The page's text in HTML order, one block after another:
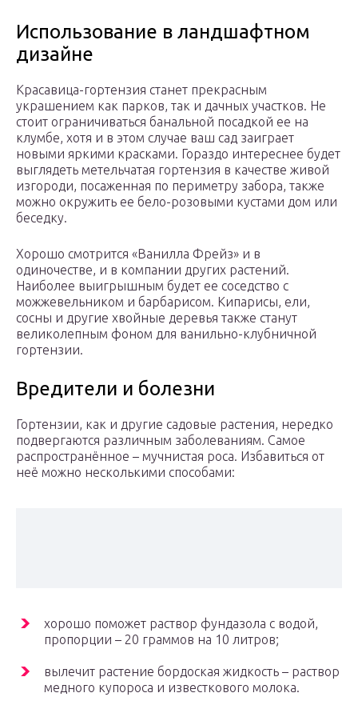
Использование в ландшафтном
дизайне
Красавица-гортензия станет прекрасным
украшением как парков, так и дачных участков. Не
стоит ограничиваться банальной посадкой ее на
клумбе, хотя и в этом случае ваш сад заиграет
новыми яркими красками. Гораздо интереснее будет
выглядеть метельчатая гортензия в качестве живой
изгороди, посаженная по периметру забора, также
можно окружить ее бело-розовыми кустами дом или
беседку.
Хорошо смотрится «Ванилла Фрейз» и в
одиночестве, и в компании других растений.
Наиболее выигрышным будет ее соседство с
можжевельником и барбарисом. Кипарисы, ели,
сосны и другие хвойные деревья также станут
великолепным фоном для ванильно-клубничной
гортензии.
Вредители и болезни
Гортензии, как и другие садовые растения, нередко
подвергаются различным заболеваниям. Самое
распространённое – мучнистая роса. Избавиться от
неё можно несколькими способами:
хорошо поможет раствор фундазола с водой,
пропорции – 20 граммов на 10 литров;
вылечит растение бордоская жидкость – раствор
медного купороса и известкового молока.